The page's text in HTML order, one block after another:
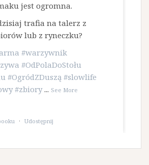
jest ogromna.
trafia na talerz z
lub z ryneczku?
#warzywnik
#OdPolaDoStołu
#OgródZDuszą #slowlife
#zbiory ... See More
· Udostępnij